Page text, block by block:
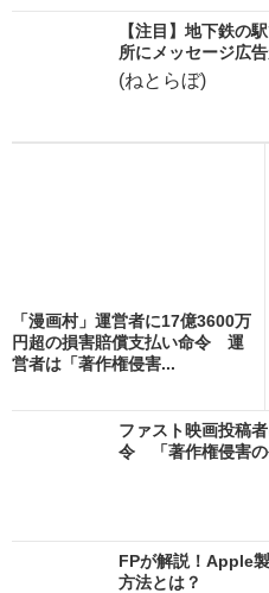
【注目】地下鉄の
所にメッセージ広
(ねとらぼ)
「漫画村」運営者に17億3600万
円超の損害賠償支払い命令 運
営者は「著作権侵害...
ファスト映画投稿
令 「著作権侵害の
FPが解説！Apple
方法とは？